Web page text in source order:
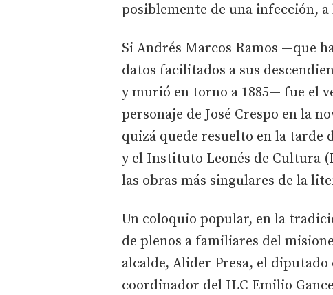
posiblemente de una infección, a
Si Andrés Marcos Ramos —que
datos facilitados a sus
y murió en torno a 1885— fue el
personaje de José Crespo en la
quizá quede resuelto en la tarde
y el Instituto Leonés de Cultura
las obras más singulares de la
Un coloquio popular, en la
de plenos a familiares del
alcalde, Alider Presa, el
coordinador del ILC Emilio